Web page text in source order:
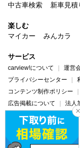
中古車検索
新車見積
楽しむ
マイカー
みんカラ
サービス
carview!について 運営
プライバシーセンター
コンテンツ制作ポリシー
広告掲載について
法人
ヘルプ・お問い合わせ
carview! Yahoo! JAPAN